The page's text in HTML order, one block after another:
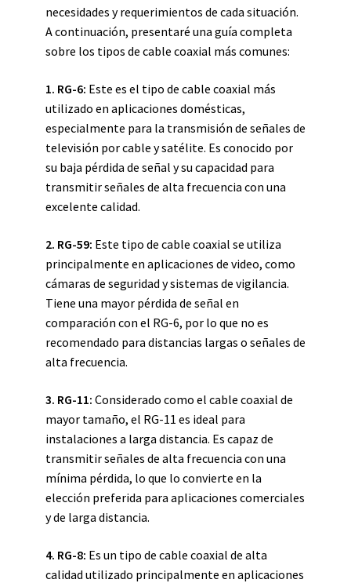
necesidades y requerimientos de cada situación.
A continuación, presentaré una guía completa
sobre los tipos de cable coaxial más comunes:
1. RG-6: Este es el tipo de cable coaxial más
utilizado en aplicaciones domésticas,
especialmente para la transmisión de señales de
televisión por cable y satélite. Es conocido por
su baja pérdida de señal y su capacidad para
transmitir señales de alta frecuencia con una
excelente calidad.
2. RG-59: Este tipo de cable coaxial se utiliza
principalmente en aplicaciones de video, como
cámaras de seguridad y sistemas de vigilancia.
Tiene una mayor pérdida de señal en
comparación con el RG-6, por lo que no es
recomendado para distancias largas o señales de
alta frecuencia.
3. RG-11: Considerado como el cable coaxial de
mayor tamaño, el RG-11 es ideal para
instalaciones a larga distancia. Es capaz de
transmitir señales de alta frecuencia con una
mínima pérdida, lo que lo convierte en la
elección preferida para aplicaciones comerciales
y de larga distancia.
4. RG-8: Es un tipo de cable coaxial de alta
calidad utilizado principalmente en aplicaciones